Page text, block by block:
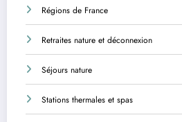
Régions de France
Retraites nature et déconnexion
Séjours nature
Stations thermales et spas